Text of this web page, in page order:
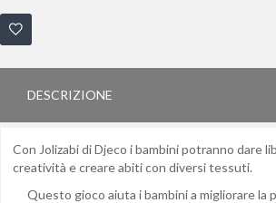
DESCRIZIONE
Con Jolizabi di Djeco i bambini potranno dare
creatività e creare abiti con diversi tessuti.
Questo gioco aiuta i bambini a migliorare la